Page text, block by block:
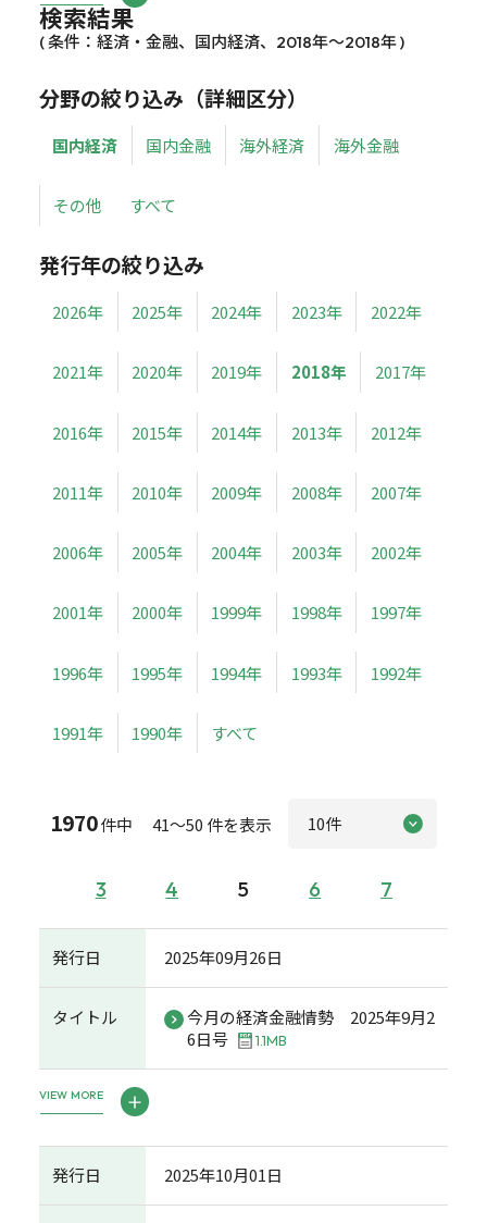
検索結果
( 条件：経済・金融、国内経済、2018年～2018年 )
分野の絞り込み（詳細区分）
国内経済 国内金融 海外経済 海外金融
その他 すべて
発行年の絞り込み
2026年 2025年 2024年 2023年 2022年
2021年 2020年 2019年 2018年 2017年
2016年 2015年 2014年 2013年 2012年
2011年 2010年 2009年 2008年 2007年
2006年 2005年 2004年 2003年 2002年
2001年 2000年 1999年 1998年 1997年
1996年 1995年 1994年 1993年 1992年
1991年 1990年 すべて
1970件中 41～50 件を表示
3 4 5 6 7
発行日 2025年09月26日
タイトル
今月の経済金融情勢 2025年9月2
6日号
1.1MB
VIEW MORE
発行日 2025年10月01日